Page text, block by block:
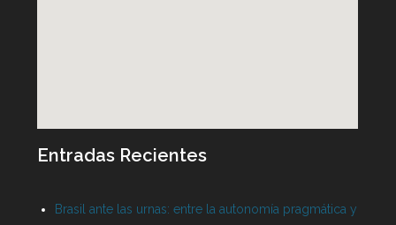
Entradas Recientes
Brasil ante las urnas: entre la autonomía pragmática y